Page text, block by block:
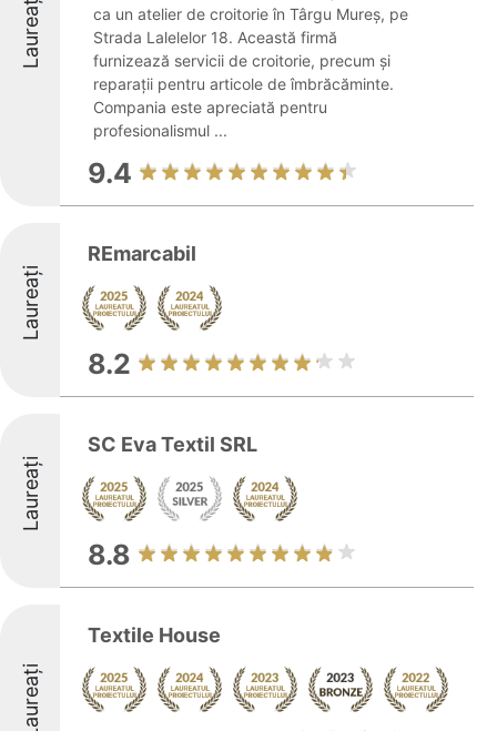
Laureați
ca un atelier de croitorie în Târgu Mureș, pe
Strada Lalelelor 18. Această firmă
furnizează servicii de croitorie, precum și
reparații pentru articole de îmbrăcăminte.
Compania este apreciată pentru
profesionalismul ...
9.4
Laureați
REmarcabil
8.2
Laureați
SC Eva Textil SRL
8.8
Laureați
Textile House